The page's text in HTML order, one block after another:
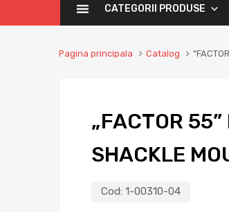
CATEGORII PRODUSE
Pagina principala Catalog
„FACTOR 55”
SHACKLE
Cod: 1-00310-04